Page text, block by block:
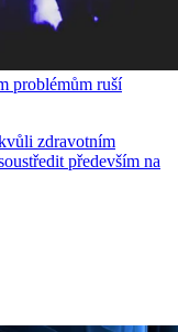
problémům ruší
zdravotním
především na